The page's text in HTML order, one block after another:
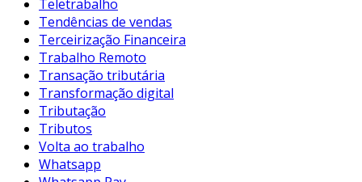
Teletrabalho
Tendências de vendas
Terceirização Financeira
Trabalho Remoto
Transação tributária
Transformação digital
Tributação
Tributos
Volta ao trabalho
Whatsapp